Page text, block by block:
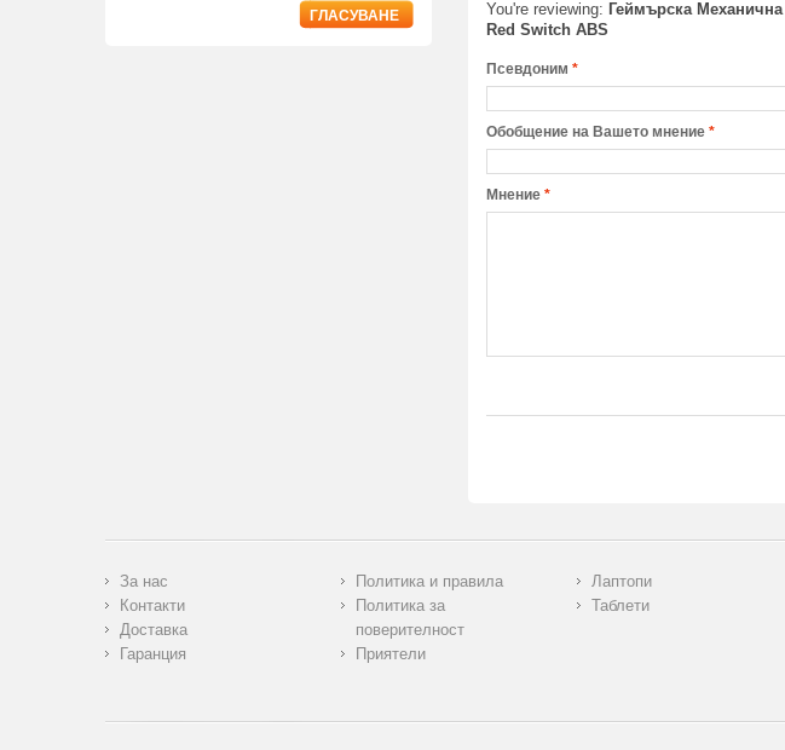
You're reviewing: Геймърска
Red Switch ABS
*
Псевдоним
*
Обобщение на Вашето мнение
*
Мнение
ГЛАСУВАНЕ
За нас
Контакти
Доставка
Гаранция
Политика и правила
Политика за
поверителност
Приятели
Лаптопи
Таблети